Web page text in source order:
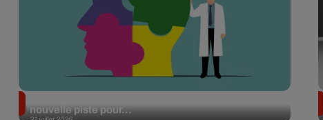
nouvelle piste pour...